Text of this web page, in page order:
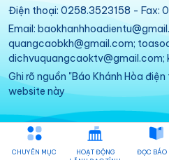
Điện thoại: 0258.3523158 - Fax:
Email:
quangcaobkh@gmail.com;
dichvuquangcaoktv@gmail.com;
Ghi rõ nguồn "Báo Khánh Hòa
website này
CHUYÊN MỤC
HOẠT ĐỘNG
ĐỌC BÁO